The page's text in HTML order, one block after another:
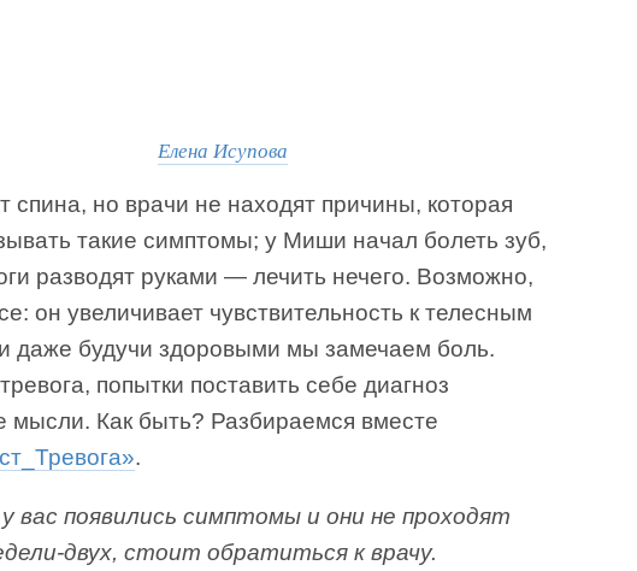
Елена Исупова
спина, но врачи не находят причины, которая
такие симптомы; у Миши начал болеть зуб,
разводят руками — лечить нечего. Возможно,
он увеличивает чувствительность к телесным
даже будучи здоровыми мы замечаем боль.
попытки поставить себе диагноз
мысли. Как быть? Разбираемся вместе
.
вас появились симптомы и они не проходят
двух, стоит обратиться к врачу.